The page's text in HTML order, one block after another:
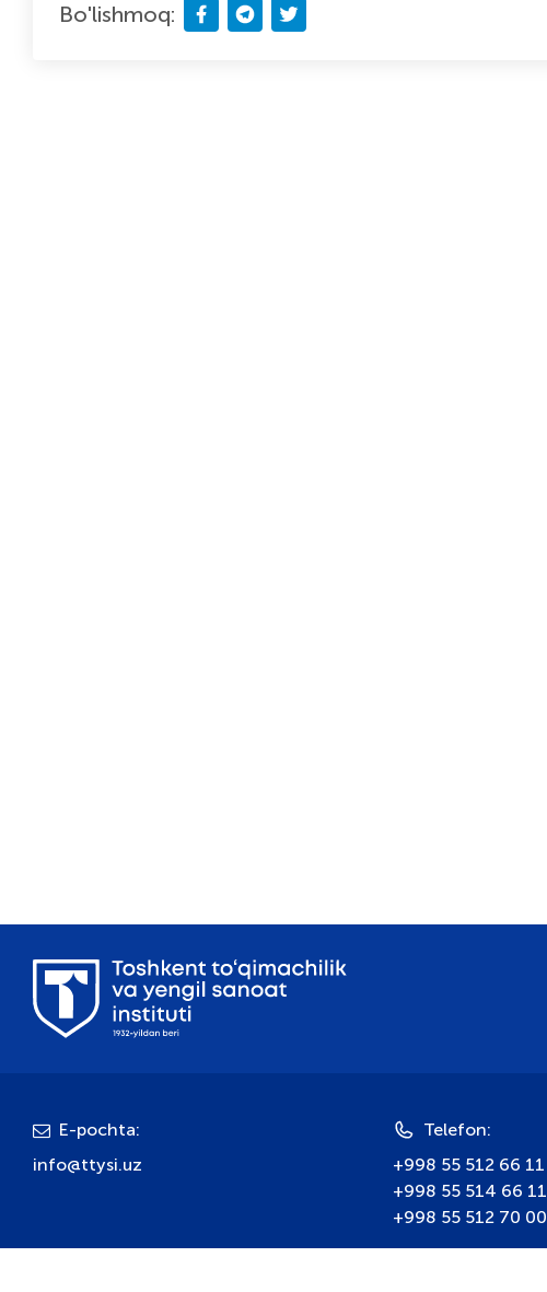
Bo'lishmoq:
E-pochta:
info@ttysi.uz
Telefon:
+998 55 512 66 11
+998 55 514 66 11
+998 55 512 70 00